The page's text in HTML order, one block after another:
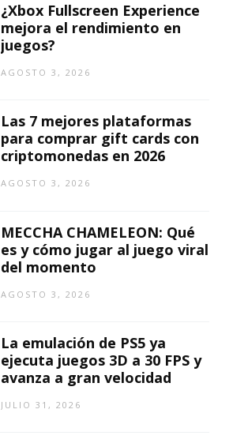
¿Xbox Fullscreen Experience
mejora el rendimiento en
juegos?
AGOSTO 3, 2026
Las 7 mejores plataformas
para comprar gift cards con
criptomonedas en 2026
AGOSTO 3, 2026
MECCHA CHAMELEON: Qué
es y cómo jugar al juego viral
del momento
AGOSTO 3, 2026
La emulación de PS5 ya
ejecuta juegos 3D a 30 FPS y
avanza a gran velocidad
JULIO 31, 2026